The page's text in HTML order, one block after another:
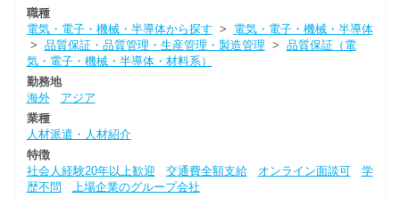
職種
電気・電子・機械・半導体から探す > 電気・電子・機械・半導体
> 品質保証・品質管理・生産管理・製造管理 > 品質保証（電
気・電子・機械・半導体・材料系）
勤務地
海外
アジア
業種
人材派遣・人材紹介
特徴
社会人経験20年以上歓迎
交通費全額支給 オンライン面談可
学
歴不問
上場企業のグループ会社